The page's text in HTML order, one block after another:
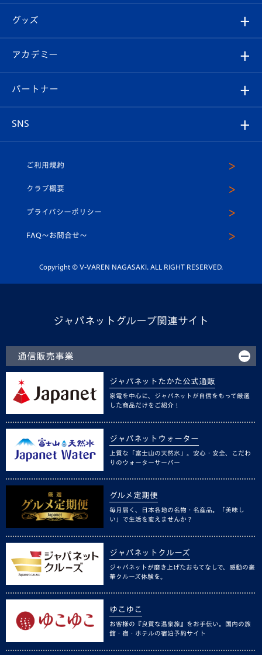
チケット
イベント
メディア
ホームタウン
スタッフプロフィール
マスコット紹介
平和祈念活動
ホームタウン活動
はじめての観戦ガイド
Revive Team
ヴィヴィくんの長崎おもてなしガイド
フォトギャラリー
スタジアムグルメ
チケット
V-LOVERS（ファンクラブ）
プレイヤーズスイート
グッズ
オンラインショップ
店舗情報
アカデミー
育成からのお知らせ
U-18
スクール
パートナー
SNS
ヴィヴィくんインスタグラム
公式LINE＠
ご利用規約
クラブ概要
プライバシーポリシー
FAQ〜お問合せ〜
Copyright © V-VAREN NAGASAKI. ALL RIGHT RESERVED.
ジャパネットグループ関連サイト
通信販売事業
ジャパネットたかた公式通販
家電を中心に、ジャパネットが自信をもって厳選
した商品だけをご紹介！
ジャパネットウォーター
上質な「富士山の天然水」。安心・安全、こだわ
りのウォーターサーバー
グルメ定期便
毎月届く、日本各地の名物・名産品。「美味し
い」で生活を変えませんか？
ジャパネットクルーズ
ジャパネットが磨き上げたおもてなしで、感動の豪
華クルーズ体験を。
ゆこゆこ
お客様の『良質な温泉旅』をお手伝い。国内の旅
館・宿・ホテルの宿泊予約サイト